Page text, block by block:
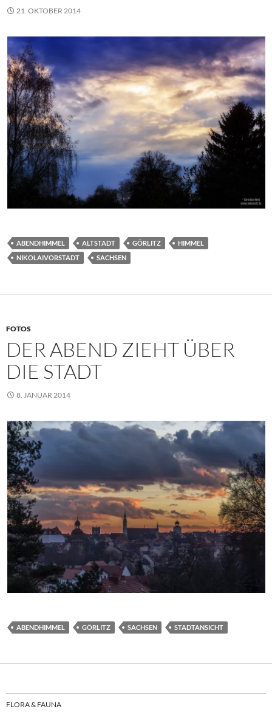
21. OKTOBER 2014
ABENDHIMMEL ALTSTADT GÖRLITZ
HIMMEL
NIKOLAIVORSTADT
SACHSEN
FOTOS
DER ABEND ZIEHT ÜBER
DIE STADT
8. JANUAR 2014
ABENDHIMMEL GÖRLITZ SACHSEN STADTANSICHT
FLORA & FAUNA